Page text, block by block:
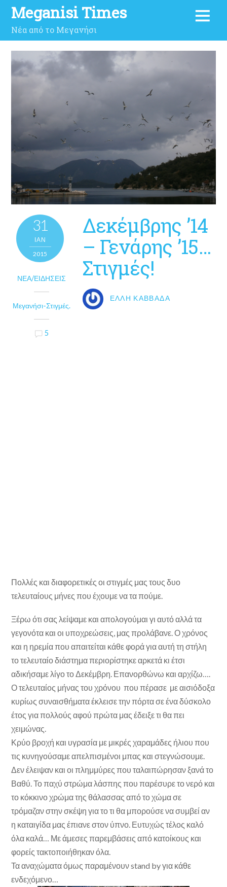
Meganisi Times
Νέα από το Μεγανήσι
31
ΙΑΝ
2015
ΝΈΑ/ΕΙΔΉΣΕΙΣ
Μεγανήσι-Στιγμές.
5
Δεκέμβρης ’14
– Γενάρης ’15…
Στιγμές!
ΈΛΛΗ ΚΑΒΒΑΔΆ
Πολλές και διαφορετικές οι στιγμές μας τους δυο
τελευταίους μήνες που έχουμε να τα πούμε.
Ξέρω ότι σας λείψαμε και απολογούμαι γι αυτό αλλά τα
γεγονότα και οι υποχρεώσεις, μας προλάβανε. Ο χρόνος
και η ηρεμία που απαιτείται κάθε φορά για αυτή τη στήλη
το τελευταίο διάστημα περιορίστηκε αρκετά κι έτσι
αδικήσαμε λίγο το Δεκέμβρη. Επανορθώνω και αρχίζω….
Ο τελευταίος μήνας του χρόνου που πέρασε με αισιόδοξα
κυρίως συναισθήματα έκλεισε την πόρτα σε ένα δύσκολο
έτος για πολλούς αφού πρώτα μας έδειξε τι θα πει
χειμώνας.
Κρύο βροχή και υγρασία με μικρές χαραμάδες ήλιου που
τις κυνηγούσαμε απελπισμένοι μπας και στεγνώσουμε.
Δεν έλειψαν και οι πλημμύρες που ταλαιπώρησαν ξανά το
Βαθύ. Το παχύ στρώμα λάσπης που παρέσυρε το νερό και
το κόκκινο χρώμα της θάλασσας από το χώμα σε
τρόμαζαν στην σκέψη για το τι θα μπορούσε να συμβεί αν
η καταιγίδα μας έπιανε στον ύπνο. Ευτυχώς τέλος καλό
όλα καλά… Με άμεσες παρεμβάσεις από κατοίκους και
φορείς τακτοποιήθηκαν όλα.
Τα αναχώματα όμως παραμένουν stand by για κάθε
ενδεχόμενο…